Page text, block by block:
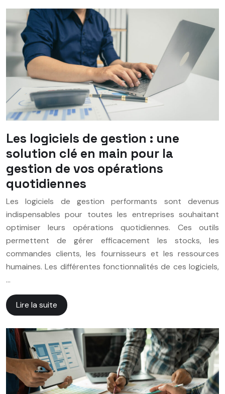
Les logiciels de gestion : une
solution clé en main pour la
gestion de vos opérations
quotidiennes
Les logiciels de gestion performants sont devenus
indispensables pour toutes les entreprises souhaitant
optimiser leurs opérations quotidiennes. Ces outils
permettent de gérer efficacement les stocks, les
commandes clients, les fournisseurs et les ressources
humaines. Les différentes fonctionnalités de ces logiciels,
…
Lire la suite